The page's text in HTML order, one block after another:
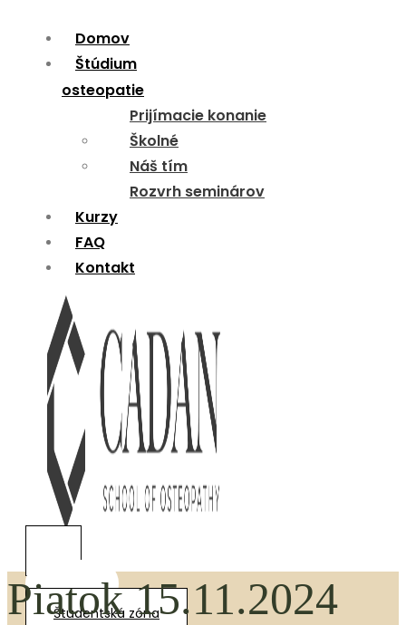
Menu
Domov
Štúdium
osteopatie
Prijímacie konanie
Školné
Náš tím
Rozvrh seminárov
Kurzy
FAQ
Kontakt
0,00€
Študentská zóna
Piatok 15.11.2024